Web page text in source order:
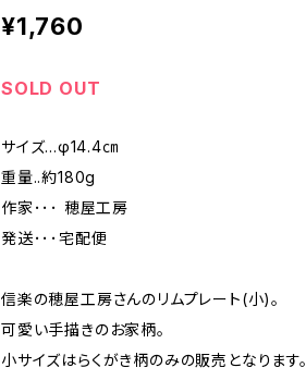
¥1,760
SOLD OUT
サイズ...φ14.4㎝
重量..約180g
作家･･･ 穂屋工房
発送･･･宅配便
信楽の穂屋工房さんのリムプレート(小)。
可愛い手描きのお家柄。
小サイズはらくがき柄のみの販売となります。